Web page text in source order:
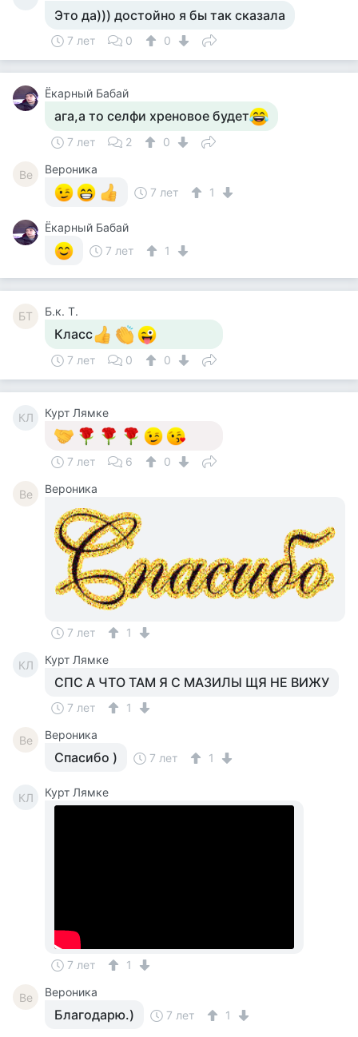
Это да))) достойно я бы так сказала
7 лет 0 0
Ёкарный Бабай
ага,а то селфи хреновое будет
7 лет 2 0
Ве
Вероника
7 лет
1
Ёкарный Бабай
7 лет
1
БТ Б.к. Т.
Класс
7 лет 0 0
КЛ Курт Лямке
7 лет 6 0
Ве Вероника
7 лет 1
КЛ Курт Лямке
СПС А ЧТО ТАМ Я С МАЗИЛЫ ЩЯ НЕ ВИЖУ
7 лет 1
Ве Вероника
Спасибо ) 7 лет 1
КЛ Курт Лямке
7 лет 1
Ве Вероника
Благодарю.) 7 лет 1